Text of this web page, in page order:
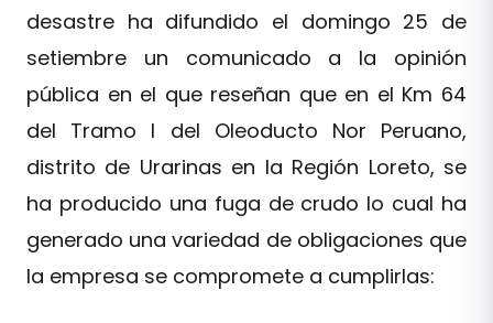
desastre ha difundido el domingo 25 de
setiembre un comunicado a la opinión
pública en el que reseñan que en el Km 64
del Tramo I del Oleoducto Nor Peruano,
distrito de Urarinas en la Región Loreto, se
ha producido una fuga de crudo lo cual ha
generado una variedad de obligaciones que
la empresa se compromete a cumplirlas: